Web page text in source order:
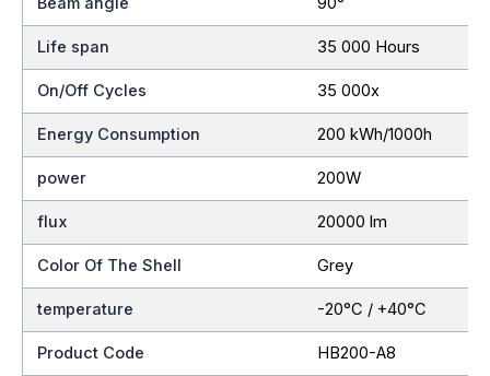
Life span 35 000 Hours
On/Off Cycles 35 000x
Energy Consumption 200 kWh/1000h
power 200W
flux 20000 lm
Color Of The Shell Grey
temperature -20°C / +40°C
Product Code HB200-A8